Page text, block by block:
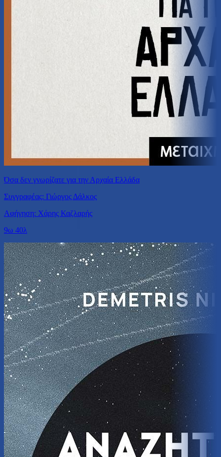
Όσα δεν γνωρίζατε για την Αρχαία Ελλάδα
Συγγραφέας: Γιώργος Δάλκος
Αφήγηση: Χάρης Καζλαρής
9ω 40λ